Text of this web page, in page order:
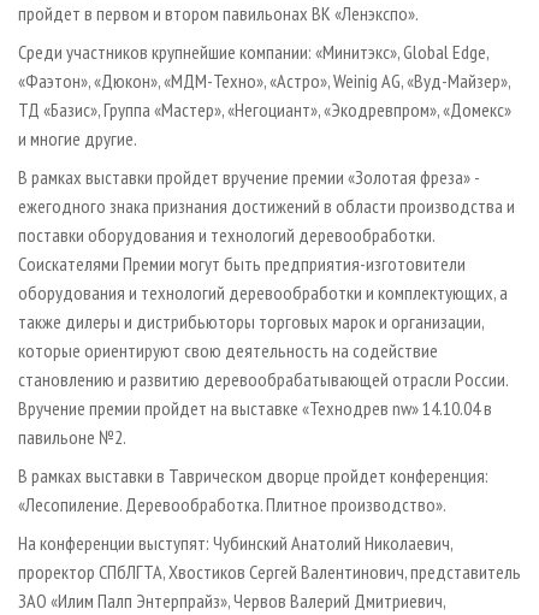
пройдет в первом и втором павильонах ВК «Ленэкспо».
Среди участников крупнейшие компании: «Минитэкс», Global Edge,
«Фаэтон», «Дюкон», «МДМ-Техно», «Астро», Weinig AG, «Вуд-Майзер»,
ТД «Базис», Группа «Мастер», «Негоциант», «Экодревпром», «Домекс»
и многие другие.
В рамках выставки пройдет вручение премии «Золотая фреза» -
ежегодного знака признания достижений в области производства и
поставки оборудования и технологий деревообработки.
Соискателями Премии могут быть предприятия-изготовители
оборудования и технологий деревообработки и комплектующих, а
также дилеры и дистрибьюторы торговых марок и организации,
которые ориентируют свою деятельность на содействие
становлению и развитию деревообрабатывающей отрасли России.
Вручение премии пройдет на выставке «Технодрев nw» 14.10.04 в
павильоне №2.
В рамках выставки в Таврическом дворце пройдет конференция:
«Лесопиление. Деревообработка. Плитное производство».
На конференции выступят: Чубинский Анатолий Николаевич,
проректор СПбЛГТА, Хвостиков Сергей Валентинович, представитель
ЗАО «Илим Палп Энтерпрайз», Червов Валерий Дмитриевич,